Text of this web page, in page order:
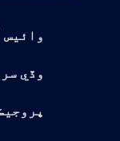
وائيس
وڏي